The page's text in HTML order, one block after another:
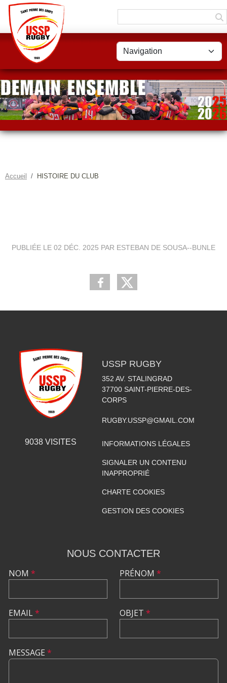
Accueil HISTOIRE DU CLUB
PUBLIÉE LE 02 DÉC. 2025 PAR ESTEBAN DE SOUSA--BUNLE
9038 VISITES
USSP RUGBY
352 AV. STALINGRAD
37700 SAINT-PIERRE-DES-
CORPS
RUGBY.USSP@GMAIL.COM
INFORMATIONS LÉGALES
SIGNALER UN CONTENU
INAPPROPRIÉ
CHARTE COOKIES
GESTION DES COOKIES
NOUS CONTACTER
NOM *
EMAIL*
PRÉNOM *
OBJET *
MESSAGE *
Panneau de gestion des cookies